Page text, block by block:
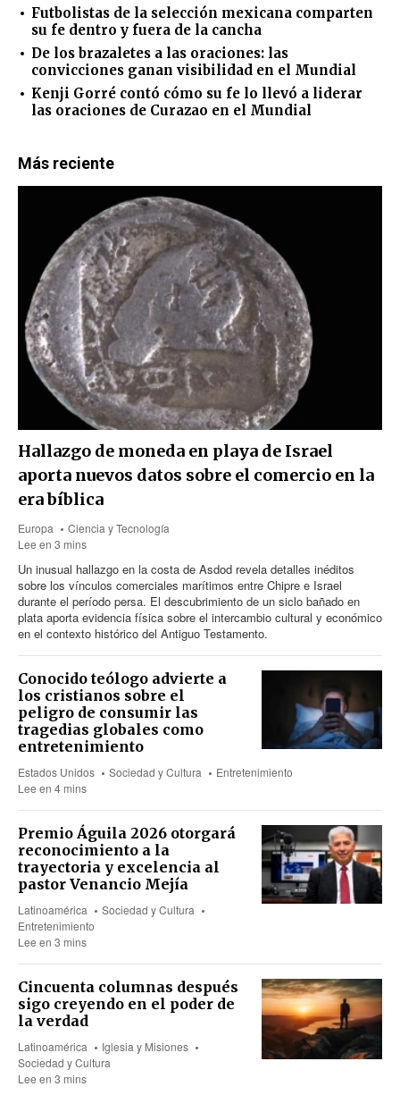
Futbolistas de la selección mexicana comparten
su fe dentro y fuera de la cancha
De los brazaletes a las oraciones: las
convicciones ganan visibilidad en el Mundial
Kenji Gorré contó cómo su fe lo llevó a liderar
las oraciones de Curazao en el Mundial
Más reciente
Hallazgo de moneda en playa de Israel
aporta nuevos datos sobre el comercio en la
era bíblica
Europa
Ciencia y Tecnología
Lee en 3 mins
Un inusual hallazgo en la costa de Asdod revela detalles inéditos
sobre los vínculos comerciales marítimos entre Chipre e Israel
durante el período persa. El descubrimiento de un siclo bañado en
plata aporta evidencia física sobre el intercambio cultural y económico
en el contexto histórico del Antiguo Testamento.
Conocido teólogo advierte a
los cristianos sobre el
peligro de consumir las
tragedias globales como
entretenimiento
Estados Unidos Sociedad y Cultura
Entretenimiento
Lee en 4 mins
Premio Águila 2026 otorgará
reconocimiento a la
trayectoria y excelencia al
pastor Venancio Mejía
Latinoamérica
Sociedad y Cultura
Entretenimiento
Lee en 3 mins
Cincuenta columnas después
sigo creyendo en el poder de
la verdad
Latinoamérica
Iglesia y Misiones
Sociedad y Cultura
Lee en 3 mins